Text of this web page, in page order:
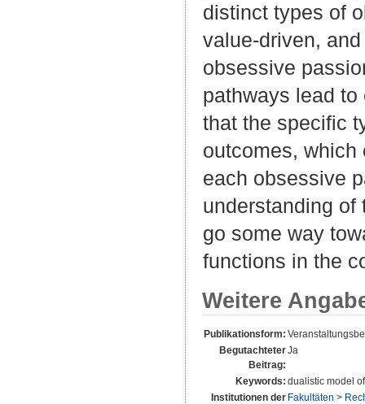
distinct types of
value-driven,
obsessive
pathways lead
that the specific
outcomes, which
each obsessive
understanding of
go some way
functions in the
Weitere
Publikationsform:
Begutachteter
Beitrag:
Ja
Keywords: dualistic model
Institutionen der Fakultäten >